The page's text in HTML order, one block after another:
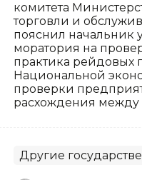
комитета
торговли и
пояснил начальник
моратория на
практика рейдовых
Национальной
проверки
расхождения между
Другие